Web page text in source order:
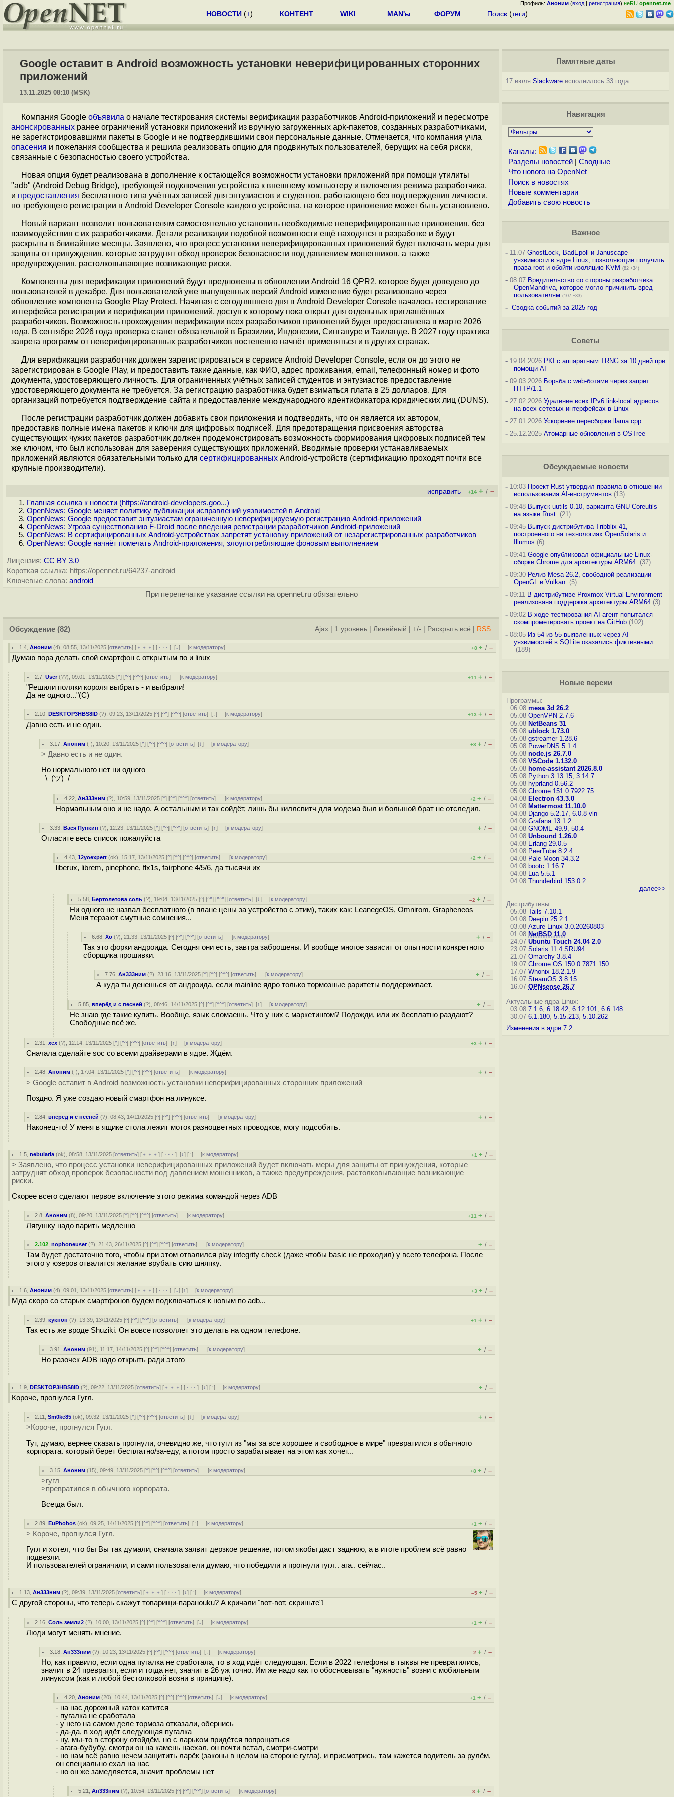
Профиль: Аноним (вход | регистрация) неRU opennet.me
НОВОСТИ (+) КОНТЕНТ WIKI MAN'ы ФОРУМ Поиск (теги)
Google оставит в Android возможность установки неверифицированных сторонних
приложений
13.11.2025 08:10 (MSK)
Компания Google объявила о начале тестирования системы верификации разработчиков Android-приложений и пересмотре
анонсированных ранее ограничений установки приложений из вручную загруженных apk-пакетов, созданных разработчиками,
не зарегистрировавшими пакеты в Google и не подтвердившими свои персональные данные. Отмечается, что компания учла
опасения и пожелания сообщества и решила реализовать опцию для продвинутых пользователей, берущих на себя риски,
связанные с безопасностью своего устройства.
Новая опция будет реализована в дополнение к остающейся возможности установки приложений при помощи утилиты
"adb" (Android Debug Bridge), требующей подключения устройства к внешнему компьютеру и включения режима разработчика,
и предоставления бесплатного типа учётных записей для энтузиастов и студентов, работающего без подтверждения личности,
но требующего регистрации в Android Developer Console каждого устройства, на которое приложение может быть установлено.
Новый вариант позволит пользователям самостоятельно установить необходимые неверифицированные приложения, без
взаимодействия с их разработчиками. Детали реализации подобной возможности ещё находятся в разработке и будут
раскрыты в ближайшие месяцы. Заявлено, что процесс установки неверифицированных приложений будет включать меры для
защиты от принуждения, которые затруднят обход проверок безопасности под давлением мошенников, а также
предупреждения, растолковывающие возникающие риски.
Компоненты для верификации приложений будут предложены в обновлении Android 16 QPR2, которое будет доведено до
пользователей в декабре. Для пользователей уже выпущенных версий Android изменение будет реализовано через
обновление компонента Google Play Protect. Начиная с сегодняшнего дня в Android Developer Console началось тестирование
интерфейса регистрации и верификации приложений, доступ к которому пока открыт для отдельных приглашённых
разработчиков. Возможность прохождения верификации всех разработчиков приложений будет предоставлена в марте 2026
года. В сентябре 2026 года проверка станет обязательной в Бразилии, Индонезии, Сингапуре и Таиланде. В 2027 году практика
запрета программ от неверифицированных разработчиков постепенно начнёт применяться и в других странах.
Для верификации разработчик должен зарегистрироваться в сервисе Android Developer Console, если он до этого не
зарегистрирован в Google Play, и предоставить такие данные, как ФИО, адрес проживания, email, телефонный номер и фото
документа, удостоверяющего личность. Для ограниченных учётных записей студентов и энтузиастов предоставление
удостоверяющего документа не требуется. За регистрацию разработчика будет взиматься плата в 25 долларов. Для
организаций потребуется подтверждение сайта и предоставление международного идентификатора юридических лиц (DUNS).
После регистрации разработчик должен добавить свои приложения и подтвердить, что он является их автором,
предоставив полные имена пакетов и ключи для цифровых подписей. Для предотвращения присвоения авторства
существующих чужих пакетов разработчик должен продемонстрировать возможность формирования цифровых подписей тем
же ключом, что был использован для заверения существующих приложений. Вводимые проверки устанавливаемых
приложений являются обязательными только для сертифицированных Android-устройств (сертификацию проходят почти все
крупные производители).
исправить +14 + / –
Главная ссылка к новости (https://android-developers.goo...)
OpenNews: Google меняет политику публикации исправлений уязвимостей в Android
OpenNews: Google предоставит энтузиастам ограниченную неверифицируемую регистрацию Android-приложений
OpenNews: Угроза существованию F-Droid после введения регистрации разработчиков Android-приложений
OpenNews: В сертифицированных Android-устройствах запретят установку приложений от незарегистрированных разработчиков
OpenNews: Google начнёт помечать Android-приложения, злоупотребляющие фоновым выполнением
Лицензия: CC BY 3.0
Короткая ссылка: https://opennet.ru/64237-android
Ключевые слова: android
При перепечатке указание ссылки на opennet.ru обязательно
Обсуждение (82) Ajax 1 уровень Линейный +/- Раскрыть всё RSS
1.4 ,Аноним (4), 08:55, 13/11/2025 [ответить] [ ﹢﹢﹢] [ · · ·][↓] [к модератору] +8 + / –
Думаю пора делать свой смартфон с открытым по и linux
2.7 ,User(??), 09:01, 13/11/2025 [^] [^^] [^^^] [ответить] [к модератору] +11 + / –
"Решили поляки короля выбрать - и выбрали!
Да не одного..."(С)
2.10 ,DESKTOP3HBS8ID (?), 09:23, 13/11/2025 [^] [^^] [^^^] [ответить][↓] [к модератору] +13 + / –
Давно есть и не один.
3.17 ,Аноним (-), 10:20, 13/11/2025 [^] [^^] [^^^] [ответить][↓] [к модератору] +3 + / –
> Давно есть и не один.
Но нормального нет ни одного
¯\_(ツ)_/¯
4.22 ,Ан333ним (?), 10:59, 13/11/2025 [^] [^^] [^^^] [ответить] [к модератору] +2 + / –
Нормальным оно и не надо. А остальным и так сойдёт, лишь бы киллсвитч для модема был и большой брат не отследил.
3.33 ,Вася Пупкин (?), 12:23, 13/11/2025 [^] [^^] [^^^] [ответить][↑] [к модератору] + / –
Огласите весь список пожалуйста
4.43 ,12yoexpert (ok), 15:17, 13/11/2025 [^] [^^] [^^^] [ответить] [к модератору] +2 + / –
liberux, librem, pinephone, flx1s, fairphone 4/5/6, да тысячи их
5.58 ,Бертолетова соль (?), 19:04, 13/11/2025 [^] [^^] [^^^] [ответить][↓] [к модератору] –2 + / –
Ни одного не назвал бесплатного (в плане цены за устройство с этим), таких как: LeanegeOS, Omnirom, Grapheneos
Меня терзают смутные сомнения...
6.68 ,Xo (?), 21:33, 13/11/2025 [^] [^^] [^^^] [ответить] [к модератору] + / –
Так это форки андроида. Сегодня они есть, завтра заброшены. И вообще многое зависит от опытности конкретного
сборщика прошивки.
7.76 ,Ан333ним (?), 23:16, 13/11/2025 [^] [^^] [^^^] [ответить] [к модератору] + / –
А куда ты денешься от андроида, если mainline ядро только тормозные раритеты поддерживает.
5.85 ,вперёд и с песней (?), 08:46, 14/11/2025 [^] [^^] [^^^] [ответить][↑] [к модератору] + / –
Не знаю где такие купить. Вообще, язык сломаешь. Что у них с маркетингом? Подожди, или их бесплатно раздают?
Свободные всё же.
2.31 ,хех (?), 12:14, 13/11/2025 [^] [^^] [^^^] [ответить][↑] [к модератору] +3 + / –
Сначала сделайте soc со всеми драйверами в ядре. Ждём.
2.48 ,Аноним (-), 17:04, 13/11/2025 [^] [^^] [^^^] [ответить] [к модератору] + / –
> Google оставит в Android возможность установки неверифицированных сторонних приложений
Поздно. Я уже создаю новый смартфон на линуксе.
2.84 ,вперёд и с песней (?), 08:43, 14/11/2025 [^] [^^] [^^^] [ответить] [к модератору] + / –
Наконец-то! У меня в ящике стола лежит моток разноцветных проводков, могу подсобить.
1.5 ,nebularia (ok), 08:58, 13/11/2025 [ответить] [ ﹢﹢﹢] [ · · ·][↓] [↑] [к модератору] +1 + / –
> Заявлено, что процесс установки неверифицированных приложений будет включать меры для защиты от принуждения, которые
затруднят обход проверок безопасности под давлением мошенников, а также предупреждения, растолковывающие возникающие
риски.
Скорее всего сделают первое включение этого режима командой через ADB
2.8 ,Аноним (8), 09:20, 13/11/2025 [^] [^^] [^^^] [ответить] [к модератору] +11 + / –
Лягушку надо варить медленно
2.102 ,nophoneuser(?), 21:43, 26/11/2025 [^] [^^] [^^^] [ответить] [к модератору] + / –
Там будет достаточно того, чтобы при этом отвалился play integrity check (даже чтобы basic не проходил) у всего телефона. После
этого у юзеров отвалится желание врубать сию шняпку.
1.6 ,Аноним (4), 09:01, 13/11/2025 [ответить] [ ﹢﹢﹢] [ · · ·][↓] [↑] [к модератору] +3 + / –
Мда скоро со старых смартфонов будем подключаться к новым по adb...
2.39 ,кукпоп (?), 13:39, 13/11/2025 [^] [^^] [^^^] [ответить] [к модератору] +1 + / –
Так есть же вроде Shuziki. Он вовсе позволяет это делать на одном телефоне.
3.91 ,Аноним (91), 11:17, 14/11/2025 [^] [^^] [^^^] [ответить] [к модератору] + / –
Но разочек ADB надо открыть ради этого
1.9 ,DESKTOP3HBS8ID (?), 09:22, 13/11/2025 [ответить] [ ﹢﹢﹢] [ · · ·][↓] [↑] [к модератору] + / –
Короче, прогнулся Гугл.
2.11 ,Sm0ke85 (ok), 09:32, 13/11/2025 [^] [^^] [^^^] [ответить][↓] [к модератору] + / –
>Короче, прогнулся Гугл.
Тут, думаю, вернее сказать прогнули, очевидно же, что гугл из "мы за все хорошее и свободное в мире" превратился в обычного
корпората. который берет бесплатно/за-еду, а потом просто зарабатывает на этом как хочет...
3.15 ,Аноним (15), 09:49, 13/11/2025 [^] [^^] [^^^] [ответить] [к модератору] +8 + / –
>гугл
>превратился в обычного корпората.
Всегда был.
2.89 ,EuPhobos (ok), 09:25, 14/11/2025 [^] [^^] [^^^] [ответить][↑] [к модератору] +1 + / –
> Короче, прогнулся Гугл.
Гугл и хотел, что бы Вы так думали, сначала заявит дерзкое решение, потом якобы даст заднюю, а в итоге проблем всё равно
подвезли.
И пользователей ограничили, и сами пользователи думаю, что победили и прогнули гугл.. ага.. сейчас..
1.13 ,Ан333ним (?), 09:39, 13/11/2025 [ответить] [ ﹢﹢﹢] [ · · ·][↓] [↑] [к модератору] –5 + / –
С другой стороны, что теперь скажут товарищи-пapaноuku? А кричали "вот-вот, скриньте"!
2.16 ,Соль земли2 (?), 10:00, 13/11/2025 [^] [^^] [^^^] [ответить][↓] [к модератору] +1 + / –
Люди могут менять мнение.
3.18 ,Ан333ним (?), 10:23, 13/11/2025 [^] [^^] [^^^] [ответить][↓] [к модератору] –2 + / –
Но, как правило, если одна пугалка не сработала, то в ход идёт следующая. Если в 2022 телефоны в тыквы не превратились,
значит в 24 превратят, если и тогда нет, значит в 26 уж точно. Им же надо как то обосновывать "нужность" возни с мобильным
линуксом (как и любой бестолковой возни в принципе).
4.20 ,Аноним (20), 10:44, 13/11/2025 [^] [^^] [^^^] [ответить][↓] [к модератору] +1 + / –
- на нас дорожный каток катится
- пугалка не сработала
- у него на самом деле тормоза отказали, обернись
- да-да, в ход идёт следующая пугалка
- ну, мы-то в сторону отойдём, но с ларьком придётся попрощаться
- агага-бубубу, смотри он на камень наехал, он почти встал, смотри-смотри
- но нам всё равно нечем защитить ларёк (законы в целом на стороне гугла), и присмотрись, там кажется водитель за рулём,
он специально ехал на нас
- но он же замедляется, значит проблемы нет
5.21 ,Ан333ним (?), 10:54, 13/11/2025 [^] [^^] [^^^] [ответить] [к модератору] –3 + / –
Памятные даты
17 июля Slackwareисполнилось 33 года
Навигация
Каналы:
Разделы новостей| Сводные
Что нового на OpenNet
Поиск в новостях
Новые комментарии
Добавить свою новость
Важное
-11.07 GhostLock, BadEpoll и Januscape -
уязвимости в ядре Linux, позволяющие получить
права root и обойти изоляцию KVM (82 +34)
-08.07 Вредительство со стороны разработчика
OpenMandriva, которое могло причинить вред
пользователям (107 +33)
- Сводка событий за 2025 год
Советы
-19.04.2026 PKI с аппаратным TRNG за 10 дней при
помощи AI
-09.03.2026 Борьба с web-ботами через запрет
HTTP/1.1
-27.02.2026 Удаление всех IPv6 link-local адресов
на всех сетевых интерфейсах в Linux
-27.01.2026 Ускорение пересборки llama.cpp
-25.12.2025 Атомарные обновления в OSTree
Обсуждаемые новости
-10:03 Проект Rust утвердил правила в отношении
использования AI-инструментов(13)
-09:48 Выпуск uutils 0.10, варианта GNU Coreutils
на языке Rust (21)
-09:45 Выпуск дистрибутива Tribblix 41,
построенного на технологиях OpenSolaris и
Illumos (6)
-09:41 Google опубликовал официальные Linux-
сборки Chrome для архитектуры ARM64 (37)
-09:30 Релиз Mesa 26.2, свободной реализации
OpenGL и Vulkan (5)
-09:11 В дистрибутиве Proxmox Virtual Environment
реализована поддержка архитектуры ARM64(3)
-09:02 В ходе тестирования AI-агент попытался
скомпрометировать проект на GitHub(102)
-08:05 Из 54 из 55 выявленных через AI
уязвимостей в SQLite оказались фиктивными
(189)
Новые версии
Программы:
06.08 mesa 3d 26.2
05.08 OpenVPN 2.7.6
05.08 NetBeans 31
05.08 ublock 1.73.0
05.08 gstreamer 1.28.6
05.08 PowerDNS 5.1.4
05.08 node.js 26.7.0
05.08 VSCode 1.132.0
05.08 home-assistant 2026.8.0
05.08 Python 3.13.15, 3.14.7
05.08 hyprland 0.56.2
05.08 Chrome 151.0.7922.75
04.08 Electron 43.3.0
04.08 Mattermost 11.10.0
04.08 Django 5.2.17, 6.0.8 vln
04.08 Grafana 13.1.2
04.08 GNOME 49.9, 50.4
04.08 Unbound 1.26.0
04.08 Erlang 29.0.5
04.08 PeerTube 8.2.4
04.08 Pale Moon 34.3.2
04.08 bootc 1.16.7
04.08 Lua 5.5.1
04.08 Thunderbird 153.0.2
далее>>
Дистрибутивы:
05.08 Tails 7.10.1
04.08 Deepin 25.2.1
03.08 Azure Linux 3.0.20260803
01.08 NetBSD 11.0
24.07 Ubuntu Touch 24.04 2.0
23.07 Solaris 11.4 SRU94
21.07 Omarchy 3.8.4
19.07 Chrome OS 150.0.7871.150
17.07 Whonix 18.2.1.9
16.07 SteamOS 3.8.15
16.07 OPNsense 26.7
Актуальные ядра Linux:
03.08 7.1.6, 6.18.42, 6.12.101, 6.6.148
30.07 6.1.180, 5.15.213, 5.10.262
Изменения в ядре 7.2